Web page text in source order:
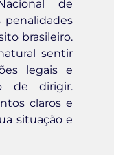
de
penalidades
brasileiro.
sentir
legais e
de dirigir.
claros e
situação e